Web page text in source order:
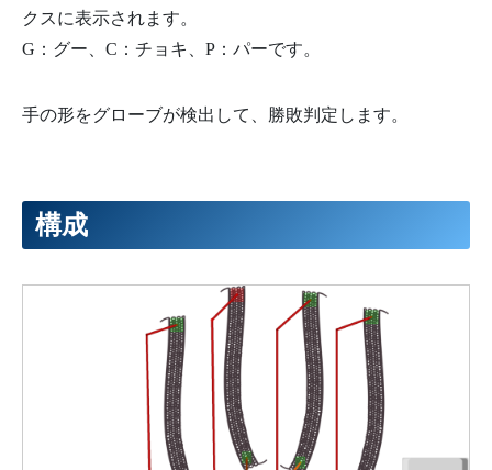
クスに表示されます。
G：グー、C：チョキ、P：パーです。
手の形をグローブが検出して、勝敗判定します。
構成